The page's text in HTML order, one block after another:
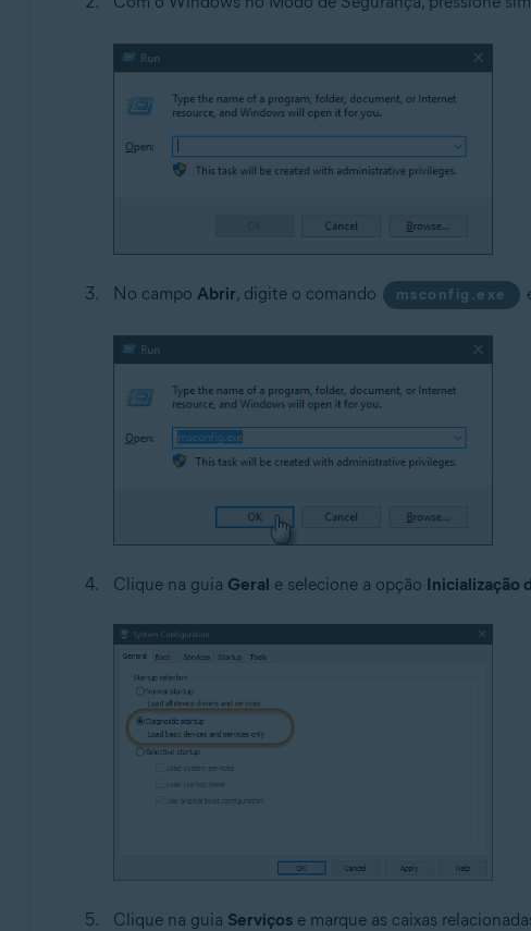
No campo Abrir, digite o comando msconfig.exe
Clique na guia Geral e selecione a opção Inicialização
Clique na guia Serviçose marque as caixas